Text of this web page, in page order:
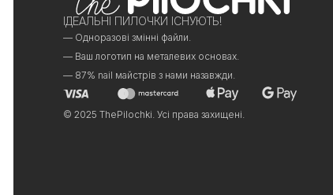
ІДЕАЛЬНІ ПИЛОЧКИ ІСНУЮТЬ!
— Одноразові змінні файли.
— Ваш логотип на металевих основах.
— 87% nail майстрів з нами назавжди.
© 2025 ThePilochki. Усі права захищені.